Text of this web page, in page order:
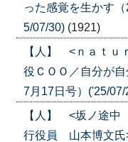
った感覚を生かす
5/07/30) (1921)
【人】 <ｎａｔ
役ＣＯＯ／自分が
7月17日号）('25/07/
【人】 <坂ノ途
行役員 山本博文氏